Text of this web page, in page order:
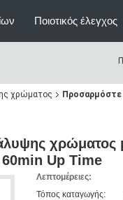
Ποιοτικός έλεγχος
χρώματος Προσαρμόστε
χρώματος
Up Time
Λεπτομέρειες:
Τόπος καταγωγής: